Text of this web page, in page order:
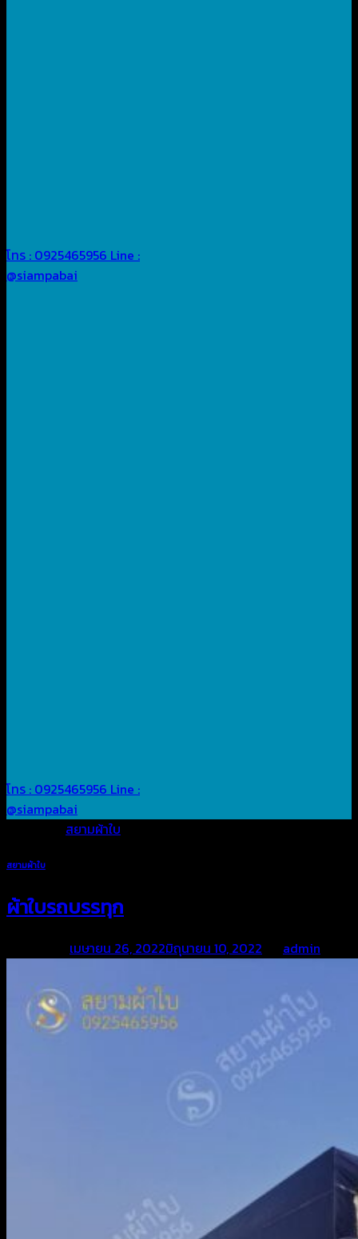
โทร : 0925465956 Line :
@siampabai
โทร : 0925465956 Line :
@siampabai
สยามผ้าใบ
สยามผ้าใบ
ผ้าใบรถบรรทุก
เมษายน 26, 2022มิถุนายน 10, 2022 admin